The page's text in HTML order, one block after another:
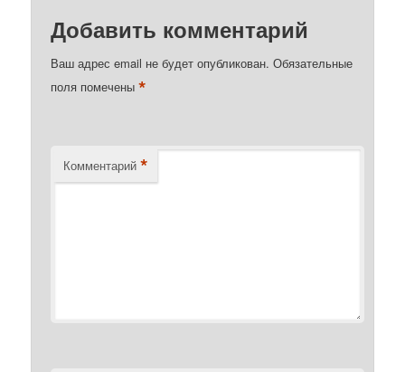
Добавить комментарий
Ваш адрес email не будет опубликован. Обязательные
поля помечены*
Комментарий *